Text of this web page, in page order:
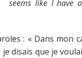
seems like I have
: « Dans mon
disais que je